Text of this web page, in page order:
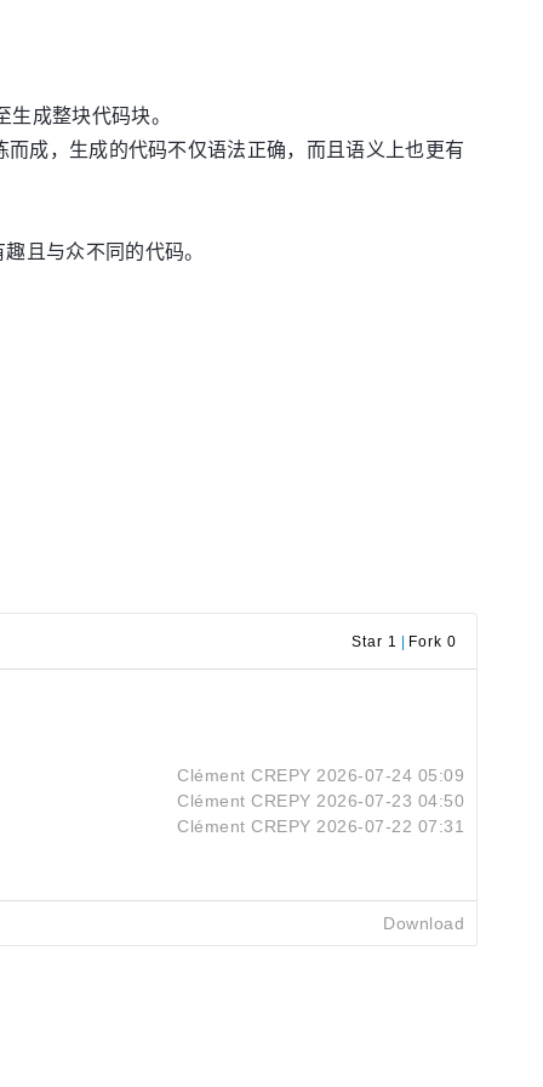
成整块代码块。
成，生成的代码不仅语法正确，而且语义上也更有
且与众不同的代码。
Star 1 Fork 0
Clément CREPY 2026-07-24 05:09
Clément CREPY 2026-07-23 04:50
Clément CREPY 2026-07-22 07:31
Download